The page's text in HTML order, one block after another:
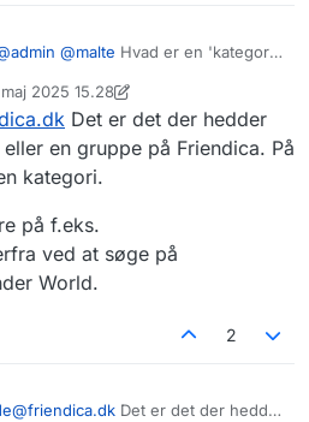
admin @malte Hvad er en 'kategori'
maj 2025 15.28
af samsapti
Det er det der hedder
eller en gruppe på Friendica. På
kategori.
på f.eks.
ved at søge på
World.
2
Det er det der hedder